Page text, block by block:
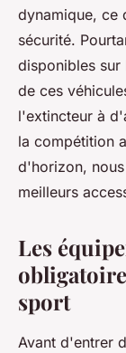
dynamique, ce
sécurité.
disponibles
de ces
l'extincteur à
la compétition
d'horizon,
meilleurs
Les
sport
Avant d'entrer